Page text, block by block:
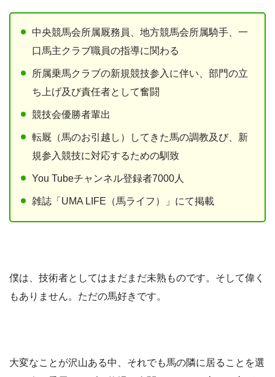
中央競馬会所属厩務員、地方競馬会所属騎手、一
口馬主クラブ職員の指導に関わる
所属乗馬クラブの新規競技参入に伴い、部門の立
ち上げ及び責任者として奮闘
競技会優勝者輩出
転厩（馬のお引越し）してきた馬の調教及び、新
規参入競技に対応するための馴致
You Tubeチャンネル登録者7000人
雑誌「UMA LIFE（馬ライフ）」にて掲載
僕は、技術者としてはまだまだ未熟ものです。そして偉く
もありません。ただの馬好きです。
大変なことが沢山ある中、それでも馬の隣に居ることを選